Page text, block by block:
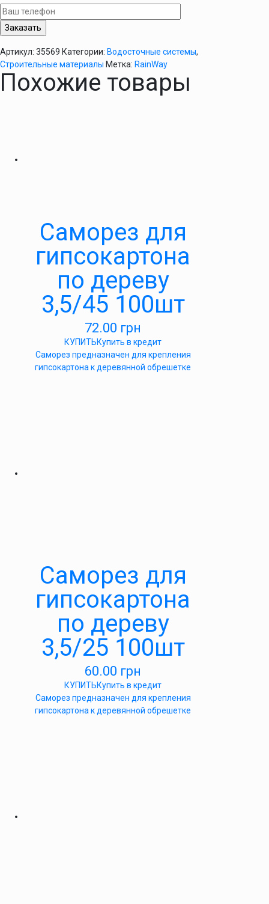
130мм
Артикул: 35569 Категории: Водосточные системы,
Строительные материалы Метка: RainWay
Похожие товары
Саморез для
гипсокартона
по дереву
3,5/45 100шт
72.00 грн
КУПИТЬКупить в кредит
Саморез предназначен для крепления
гипсокартона к деревянной обрешетке
Саморез для
гипсокартона
по дереву
3,5/25 100шт
60.00 грн
КУПИТЬКупить в кредит
Саморез предназначен для крепления
гипсокартона к деревянной обрешетке